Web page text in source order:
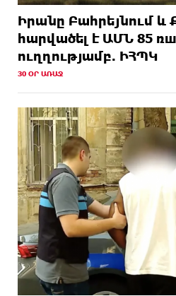
Իրանը Բահրեյնում և
hարվածել է ԱՄՆ 85
ուղղությամբ. ԻՀՊԿ
30 ՕՐ ԱՌԱՋ